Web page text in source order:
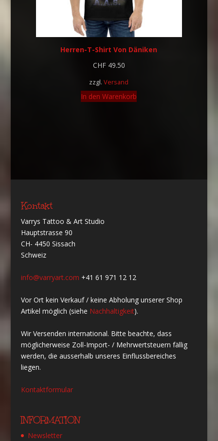
Herren-T-Shirt Von Däniken
CHF49.50
zzgl.Versand
In den Warenkorb
Kontakt
Varrys Tattoo & Art Studio
Hauptstrasse 90
CH- 4450 Sissach
Schweiz
info@varryart.com +41 61 971 12 12
Vor Ort kein Verkauf / keine Abholung unserer Shop
Artikel möglich (siehe Nachhaltigkeit).
Wir Versenden international. Bitte beachte, dass
möglicherweise Zoll-Import- / Mehrwertsteuern fällig
werden, die ausserhalb unseres Einflussbereiches
liegen.
Kontaktformular
INFORMATION
Newsletter